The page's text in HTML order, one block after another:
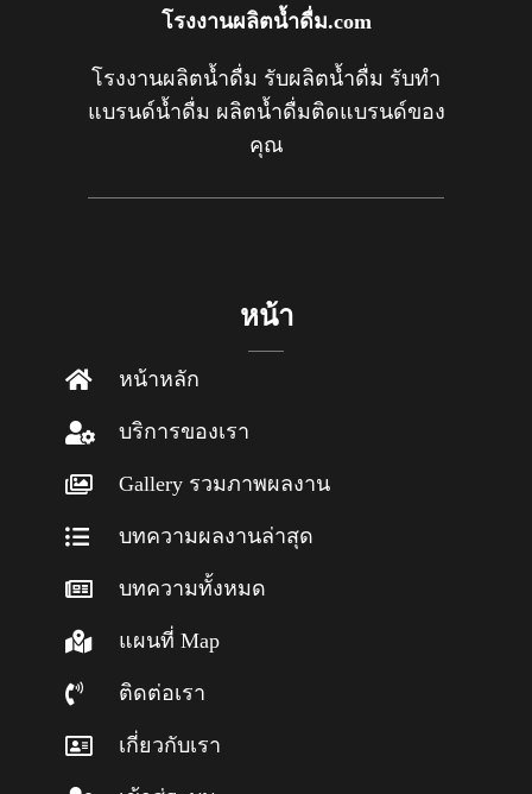
โรงงานผลิตน้ำดื่ม.com
โรงงานผลิตน้ำดื่ม รับผลิตน้ำดื่ม รับทำ
แบรนด์น้ำดื่ม ผลิตน้ำดื่มติดแบรนด์ของ
คุณ
หน้า
หน้าหลัก
บริการของเรา
Gallery รวมภาพผลงาน
บทความผลงานล่าสุด
บทความทั้งหมด
แผนที่ Map
ติดต่อเรา
เกี่ยวกับเรา